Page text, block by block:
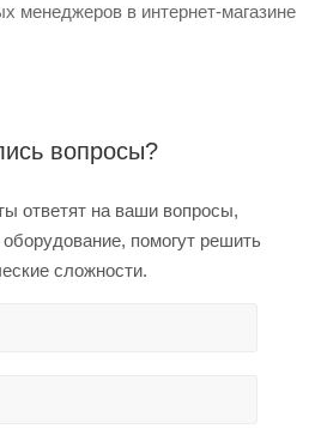
менеджеров в интернет-магазине
вопросы?
ответят на ваши вопросы,
помогут решить
сложности.